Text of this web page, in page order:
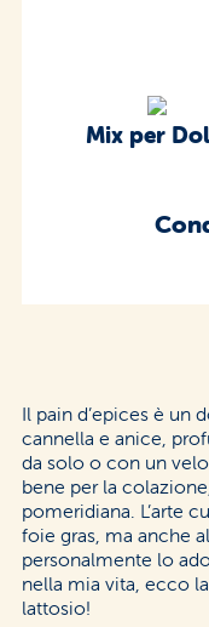
Mix per
Il pain d’epices è un
cannella e anice,
da solo o con un
bene per la
pomeridiana. L’arte
foie gras, ma anche
personalmente lo
nella mia vita, ecco
lattosio!